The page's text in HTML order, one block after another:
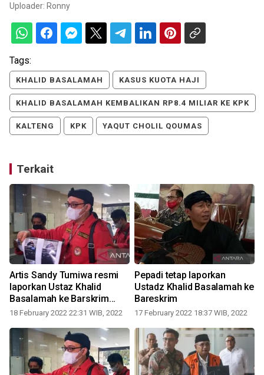
Uploader: Ronny
Tags:
KHALID BASALAMAH KASUS KUOTA HAJI
KHALID BASALAMAH KEMBALIKAN RP8.4 MILIAR KE KPK
KALTENG KPK YAQUT CHOLIL QOUMAS
Terkait
Artis Sandy Tumiwa resmi
laporkan Ustaz Khalid
Basalamah ke Barskrim
Polri
18 February 2022 22:31 WIB, 2022
Pepadi tetap laporkan
Ustadz Khalid Basalamah ke
Bareskrim
17 February 2022 18:37 WIB, 2022